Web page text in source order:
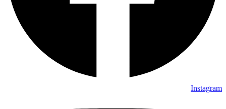
Instagram